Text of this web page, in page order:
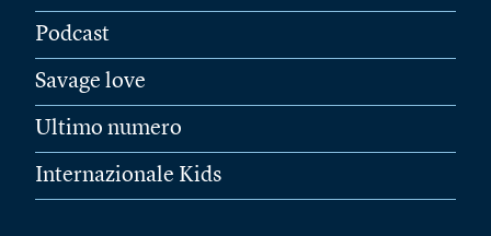
Podcast
Savage love
Ultimo numero
Internazionale Kids